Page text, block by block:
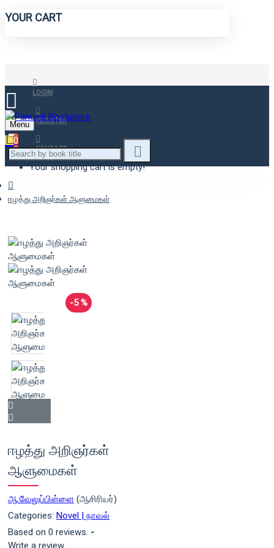
YOUR CART
LOGIN
REGISTER
CONTACT
Menu
0
Your shopping cart is empty!
ஈழத்து அறிஞர்கள் ஆளுமைகள்
-5 %
ஈழத்து அறிஞர்கள்
ஆளுமைகள்
ஆ.வேலுப்பிள்ளை (ஆசிரியர்)
Categories: Novel | நாவல்
Based on 0 reviews. -
Write a review